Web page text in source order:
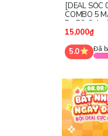
[DEAL SỐC
COMBO 5
Da B3
Hydrating
15,000₫
5.0
Đã